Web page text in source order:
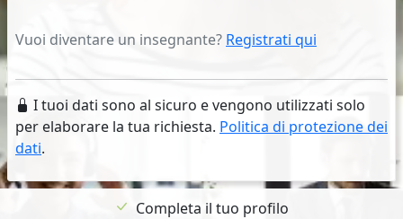
Vuoi diventare un insegnante? Registrati qui
I tuoi dati sono al sicuro e vengono utilizzati solo
per elaborare la tua richiesta. Politica di protezione dei
dati.
Completa il tuo profilo